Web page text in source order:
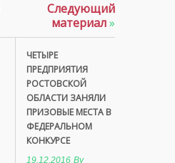
Следующий
материал»
ЧЕТЫРЕ
ПРЕДПРИЯТИЯ
РОСТОВСКОЙ
ОБЛАСТИ ЗАНЯЛИ
ПРИЗОВЫЕ МЕСТА В
ФЕДЕРАЛЬНОМ
КОНКУРСЕ
19.12.2016 By